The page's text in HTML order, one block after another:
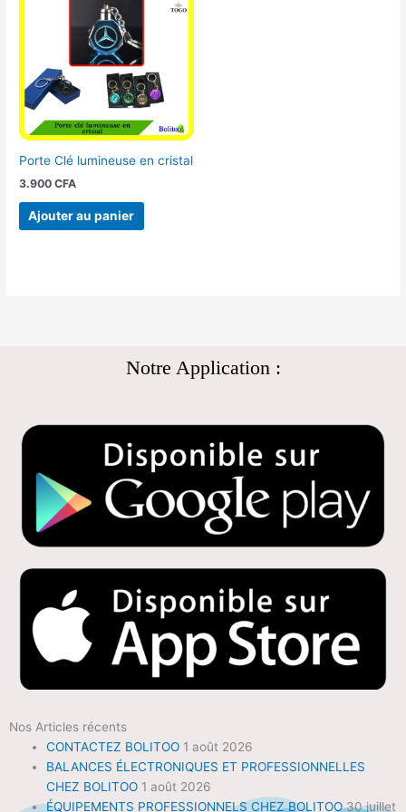
Porte Clé lumineuse en cristal
3.900CFA
Ajouter au panier
Notre Application :
Nos Articles récents
CONTACTEZ BOLITOO 1 août 2026
BALANCES ÉLECTRONIQUES ET PROFESSIONNELLES
CHEZ BOLITOO 1 août 2026
ÉQUIPEMENTS PROFESSIONNELS CHEZ BOLITOO 30 juillet